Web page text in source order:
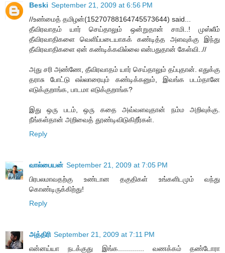
Beski September 21, 2009 at 6:56 PM
//உண்மைத் தமிழன்(15270788164745573644) said...
தீவிரவாதம் யார் செய்தாலும் ஒன்றுதான் சாமி..! முஸ்லீம்
தீவிரவாதிகளை வெளிப்படையாகக் கண்டித்த அளவுக்கு இந்து
தீவிரவாதிகளை ஏன் கண்டிக்கவில்லை என்பதுதான் கேள்வி..//
அது சரி அண்ணே, தீவிரவாதம் யார் செய்தாலும் தப்புதான். எதுக்கு
தராசு போட்டு எல்லாரையும் கண்டிக்கனும், இவங்க படம்தானே
எடுக்குறாங்க, பாடமா எடுக்குறாங்க?
இது ஒரு படம், ஒரு கதை அவ்வளவுதான் நம்ம அறிவுக்கு.
நீங்கள்தான் அறிவைத் தூண்டிவிடுகிறீர்கள்.
Reply
வால்பையன் September 21, 2009 at 7:05 PM
பிரபலமாவதற்கு உண்டான தகுதிகள் உங்களிடமும் வந்து
கொண்டிருக்கிற்து!
Reply
அத்திரி September 21, 2009 at 7:11 PM
என்னய்யா நடக்குது இங்க............. வணக்கம் தண்டோரா